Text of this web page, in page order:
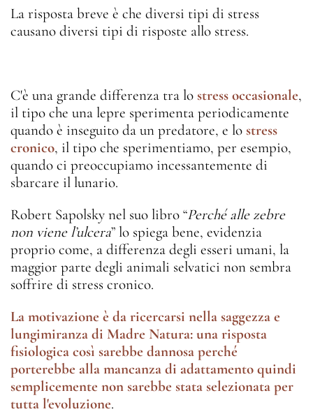
La risposta breve è che diversi tipi di stress
causano diversi tipi di risposte allo stress.
C'è una grande differenza tra lo stress occasionale,
il tipo che una lepre sperimenta periodicamente
quando è inseguito da un predatore, e lo stress
cronico, il tipo che sperimentiamo, per esempio,
quando ci preoccupiamo incessantemente di
sbarcare il lunario.
Robert Sapolsky nel suo libro “Perché alle zebre
non viene l’ulcera” lo spiega bene, evidenzia
proprio come, a differenza degli esseri umani, la
maggior parte degli animali selvatici non sembra
soffrire di stress cronico.
La motivazione è da ricercarsi nella saggezza e
lungimiranza di Madre Natura: una risposta
fisiologica così sarebbe dannosa perché
porterebbe alla mancanza di adattamento quindi
semplicemente non sarebbe stata selezionata per
tutta l'evoluzione.